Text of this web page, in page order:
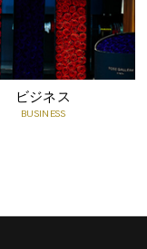
ビジネス
BUSINESS